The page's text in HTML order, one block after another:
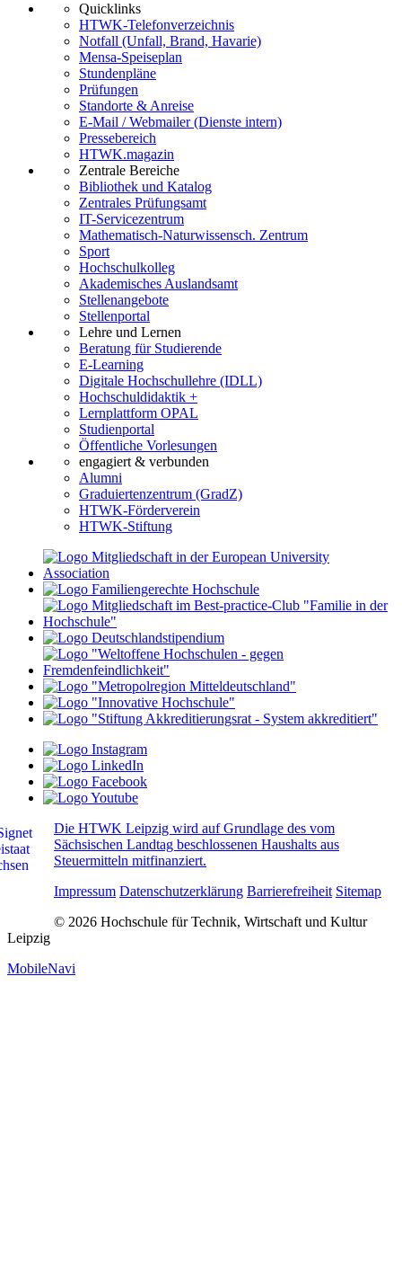
Quicklinks
HTWK-Telefonverzeichnis
Notfall (Unfall, Brand, Havarie)
Mensa-Speiseplan
Stundenpläne
Prüfungen
Standorte & Anreise
E-Mail / Webmailer (Dienste intern)
Pressebereich
HTWK.magazin
Zentrale Bereiche
Bibliothek und Katalog
Zentrales Prüfungsamt
IT-Servicezentrum
Mathematisch-Naturwissensch. Zentrum
Sport
Hochschulkolleg
Akademisches Auslandsamt
Stellenangebote
Stellenportal
Lehre und Lernen
Beratung für Studierende
E-Learning
Digitale Hochschullehre (IDLL)
Hochschuldidaktik +
Lernplattform OPAL
Studienportal
Öffentliche Vorlesungen
engagiert & verbunden
Alumni
Graduiertenzentrum (GradZ)
HTWK-Förderverein
HTWK-Stiftung
Die HTWK Leipzig wird auf Grundlage des vom
Sächsischen Landtag beschlossenen Haushalts aus
Steuermitteln mitfinanziert.
Impressum Datenschutzerklärung Barrierefreiheit Sitemap
© 2026 Hochschule für Technik, Wirtschaft und Kultur
Leipzig
MobileNavi